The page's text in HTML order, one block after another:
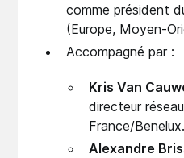
comme président
(Europe, Moyen-
Accompagné par :
Kris Van
directeur
France/Benelux.
Alexandre